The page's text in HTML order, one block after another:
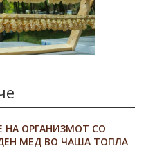
НА ОРГАНИЗМОТ СО
МЕД ВО ЧАША ТОПЛА